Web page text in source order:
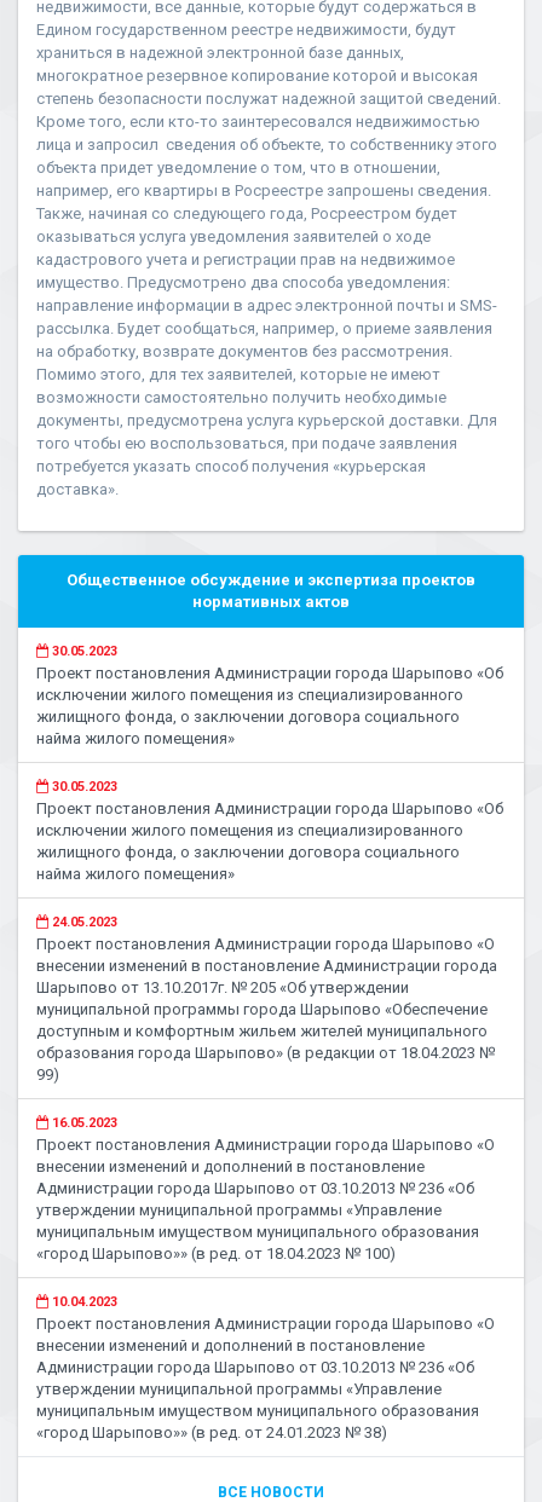
недвижимости, все данные, которые будут содержаться в
Едином государственном реестре недвижимости, будут
храниться в надежной электронной базе данных,
многократное резервное копирование которой и высокая
степень безопасности послужат надежной защитой сведений.
Кроме того, если кто-то заинтересовался недвижимостью
лица и запросил сведения об объекте, то собственнику этого
объекта придет уведомление о том, что в отношении,
например, его квартиры в Росреестре запрошены сведения.
Также, начиная со следующего года, Росреестром будет
оказываться услуга уведомления заявителей о ходе
кадастрового учета и регистрации прав на недвижимое
имущество. Предусмотрено два способа уведомления:
направление информации в адрес электронной почты и SMS-
рассылка. Будет сообщаться, например, о приеме заявления
на обработку, возврате документов без рассмотрения.
Помимо этого, для тех заявителей, которые не имеют
возможности самостоятельно получить необходимые
документы, предусмотрена услуга курьерской доставки. Для
того чтобы ею воспользоваться, при подаче заявления
потребуется указать способ получения «курьерская
доставка».
Общественное обсуждение и экспертиза проектов
нормативных актов
30.05.2023
Проект постановления Администрации города Шарыпово «Об
исключении жилого помещения из специализированного
жилищного фонда, о заключении договора социального
найма жилого помещения»
30.05.2023
Проект постановления Администрации города Шарыпово «Об
исключении жилого помещения из специализированного
жилищного фонда, о заключении договора социального
найма жилого помещения»
24.05.2023
Проект постановления Администрации города Шарыпово «О
внесении изменений в постановление Администрации города
Шарыпово от 13.10.2017г. № 205 «Об утверждении
муниципальной программы города Шарыпово «Обеспечение
доступным и комфортным жильем жителей муниципального
образования города Шарыпово» (в редакции от 18.04.2023 №
99)
16.05.2023
Проект постановления Администрации города Шарыпово «О
внесении изменений и дополнений в постановление
Администрации города Шарыпово от 03.10.2013 № 236 «Об
утверждении муниципальной программы «Управление
муниципальным имуществом муниципального образования
«город Шарыпово»» (в ред. от 18.04.2023 № 100)
10.04.2023
Проект постановления Администрации города Шарыпово «О
внесении изменений и дополнений в постановление
Администрации города Шарыпово от 03.10.2013 № 236 «Об
утверждении муниципальной программы «Управление
муниципальным имуществом муниципального образования
«город Шарыпово»» (в ред. от 24.01.2023 № 38)
ВСЕ НОВОСТИ